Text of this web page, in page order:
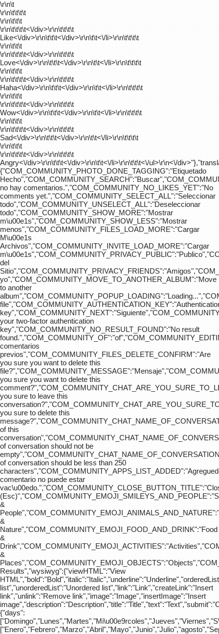
\r\n\t
\r\n\t\t\t\t
\r\n\t\t\t
\r\n\t\t\t\t<\/div>\r\n\t\t\t\t
Like<\/div>\r\n\t\t\t<\/div>\r\n\t\t<\/li>\r\n\t\t\t\t
\r\n\t\t\t
\r\n\t\t\t\t<\/div>\r\n\t\t\t\t
Love<\/div>\r\n\t\t\t<\/div>\r\n\t\t<\/li>\r\n\t\t\t\t
\r\n\t\t\t
\r\n\t\t\t\t<\/div>\r\n\t\t\t\t
Haha<\/div>\r\n\t\t\t<\/div>\r\n\t\t<\/li>\r\n\t\t\t\t
\r\n\t\t\t
\r\n\t\t\t\t<\/div>\r\n\t\t\t\t
Wow<\/div>\r\n\t\t\t<\/div>\r\n\t\t<\/li>\r\n\t\t\t\t
\r\n\t\t\t
\r\n\t\t\t\t<\/div>\r\n\t\t\t\t
Sad<\/div>\r\n\t\t\t<\/div>\r\n\t\t<\/li>\r\n\t\t\t\t
\r\n\t\t\t
\r\n\t\t\t\t<\/div>\r\n\t\t\t\t
Angry<\/div>\r\n\t\t\t<\/div>\r\n\t\t<\/li>\r\n\t\t\t<\/ul>\r\n<\/
{"COM_COMMUNITY_PHOTO_DONE_TAGGING":"Etiquetado
no hay comentarios.","COM_COMMUNITY_NO_LIKES_YET":"No
comments yet.","COM_COMMUNITY_SELECT_ALL":"Seleccionar
todo","COM_COMMUNITY_UNSELECT_ALL":"Deseleccionar
todo","COM_COMMUNITY_SHOW_MORE":"Mostrar
m\u00e1s","COM_COMMUNITY_SHOW_LESS":"Mostrar
menos","COM_COMMUNITY_FILES_LOAD_MORE":"Cargar
M\u00e1s
Archivos","COM_COMMUNITY_INVITE_LOAD_MORE":"Cargar
del
yo","COM_COMMUNITY_MOVE_TO_ANOTHER_ALBUM":"Move
to another
your two-factor authentication
key","COM_COMMUNITY_NO_RESULT_FOUND":"No result
comentarios
previos","COM_COMMUNITY_FILES_DELETE_CONFIRM":"Are
you sure you want to delete this
you sure you want to delete this
you sure to leave this
you sure to delete this
of this
of conversation should not be
of conversation should be less than 250
comentario no puede estar
&
&
Nature","COM_COMMUNITY_EMOJI_FOOD_AND_DRINK":"Food
&
&
Results","wysiwyg":{"viewHTML":"View
list","unorderedList":"Unordered list","link":"Link","createLink":"Insert
link","unlink":"Remove link","image":"Image","insertImage":"Insert
{"days":